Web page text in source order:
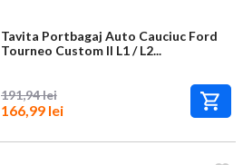
Tavita Portbagaj Auto Cauciuc Ford
Tourneo Custom II L1 / L2...
191,94 lei
166,99 lei